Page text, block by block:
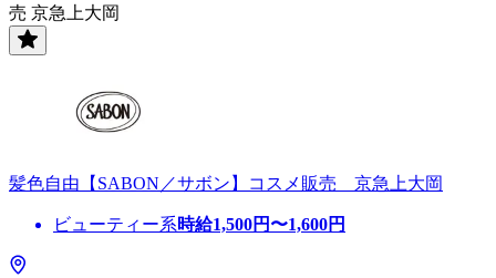
売 京急上大岡
髪色自由【SABON／サボン】コスメ販売 京急上大岡
ビューティー系時給1,500円〜1,600円